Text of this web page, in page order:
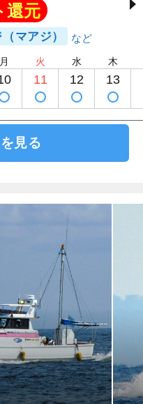
還元
マアジ）
月 火
11
水
12
木
13
見る